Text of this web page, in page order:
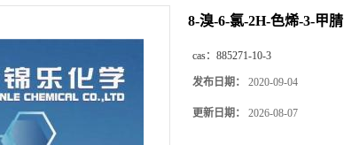
8-溴-6-氯-2H-色烯-3-甲腈
cas： 885271-10-3
发布日期： 2020-09-04
更新日期： 2026-08-07